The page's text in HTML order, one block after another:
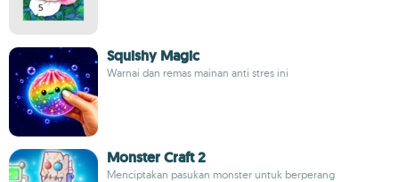
Squishy Magic
Warnai dan remas mainan anti stres ini
Monster Craft 2
Menciptakan pasukan monster untuk berperang